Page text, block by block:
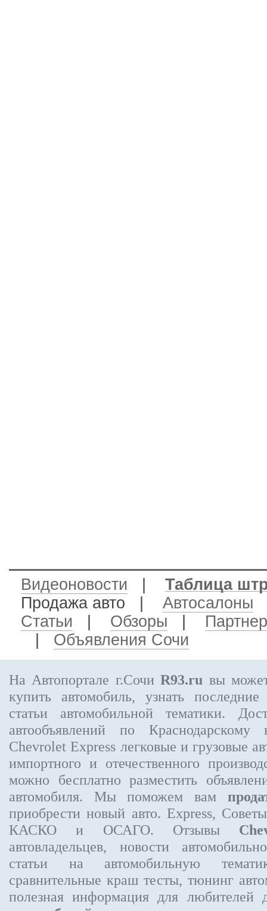
Видеоновости
Таблица
Продажа авто
Автосалоны
Статьи
Обзоры
Объявления Сочи
На Автопортале г.СочиR93.ru вы
купить автомобиль, узнать
статьи автомобильной тематики.
автообъявлений по
Chevrolet Express легковые и грузовые
импортного и отечественного
можно бесплатно разместить
автомобиля. Мы поможем вам
приобрести новый авто. Express,
КАСКО и ОСАГО. Отзывы
автовладельцев, новости
статьи на автомобильную
сравнительные краш тесты, тюнинг
полезная информация для любителей